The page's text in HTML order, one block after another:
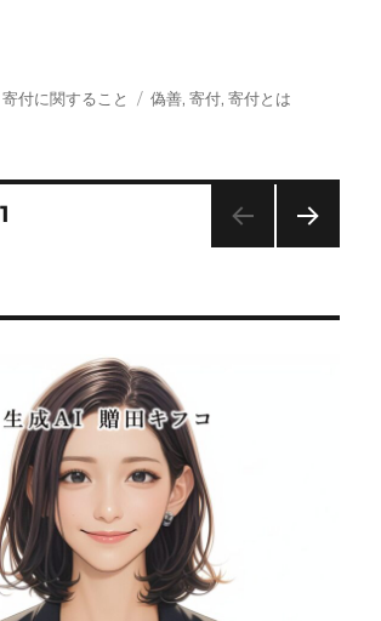
社会を変える：寄付を身近に感じるた
カ
寄付に関すること
タ
偽善,寄付,寄付とは
1